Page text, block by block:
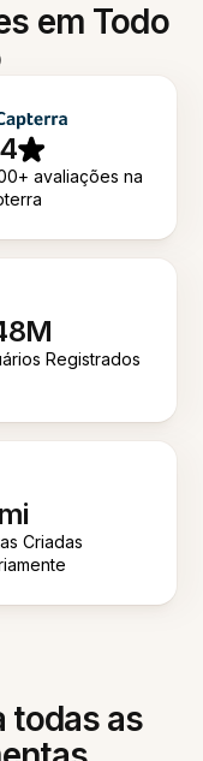
em Todo
avaliações na
Registrados
Criadas
todas as